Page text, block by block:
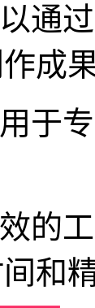
通
成果
于
的
和精